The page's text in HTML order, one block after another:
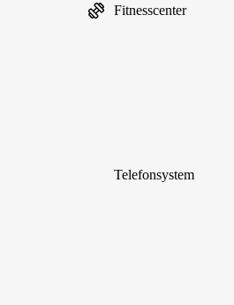
Fitnesscenter
Telefonsystem